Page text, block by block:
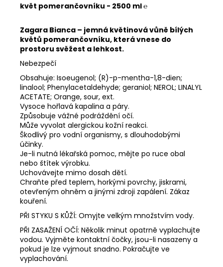
květ pomerančovníku - 2500 ml ℮
Zagara Bianca – jemná květinová vůně bílých
květů pomerančovníku, která vnese do
prostoru svěžest a lehkost.
Nebezpečí
Obsahuje: Isoeugenol; (R)-p-mentha-1,8-dien;
linalool; Phenylacetaldehyde; geraniol; NEROL; LINALYL
ACETATE; Orange, sour, ext.
Vysoce hořlavá kapalina a páry.
Způsobuje vážné podráždění očí.
Může vyvolat alergickou kožní reakci.
Škodlivý pro vodní organismy, s dlouhodobými
účinky.
Je-li nutná lékařská pomoc, mějte po ruce obal
nebo štítek výrobku.
Uchovávejte mimo dosah dětí.
Chraňte před teplem, horkými povrchy, jiskrami,
otevřeným ohněm a jinými zdroji zapálení. Zákaz
kouření.
PŘI STYKU S KŮŽÍ: Omyjte velkým množstvím vody.
PŘI ZASAŽENÍ OČÍ: Několik minut opatrně vyplachujte
vodou. Vyjměte kontaktní čočky, jsou-li nasazeny a
pokud je lze vyjmout snadno. Pokračujte ve
vyplachování.